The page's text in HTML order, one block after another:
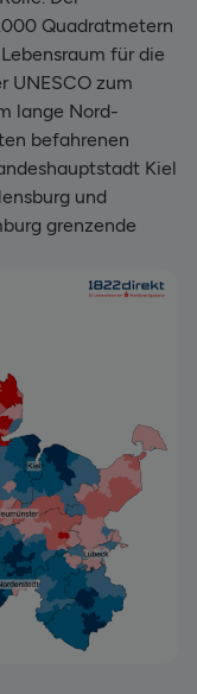
Quadratmetern
für die
UNESCO zum
lange Nord-
befahrenen
Kiel
und
grenzende